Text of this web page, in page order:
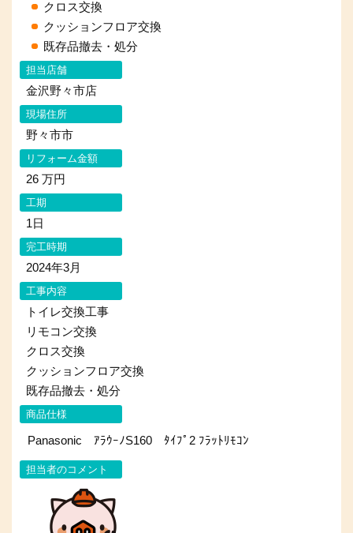
クロス交換
クッションフロア交換
既存品撤去・処分
担当店舗
金沢野々市店
現場住所
野々市市
リフォーム金額
26 万円
工期
1日
完工時期
2024年3月
工事内容
トイレ交換工事
リモコン交換
クロス交換
クッションフロア交換
既存品撤去・処分
商品仕様
Panasonic ｱﾗｳｰﾉS160 ﾀｲﾌﾟ2 ﾌﾗｯﾄﾘﾓｺﾝ
担当者のコメント